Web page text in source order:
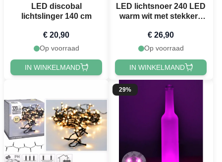
LED discobal
lichtslinger 140 cm
€ 20,90
Op voorraad
IN WINKELMAND
LED lichtsnoer 240 LED
warm wit met stekker -
€ 26,90
Op voorraad
IN WINKELMAND
29%